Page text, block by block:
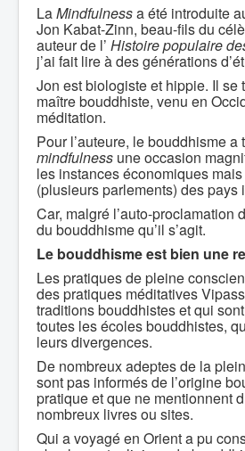
LaMindfulnessa été introduite
Jon Kabat-Zinn, beau-fils du
auteur de l’ Histoire populaire
j’ai fait lire à des générations
Jon est biologiste et hippie. Il se
maître bouddhiste, venu en
méditation.
Pour l’auteure, le bouddhisme a
mindfulness une occasion
les instances économiques
(plusieurs parlements) des pays
Car, malgré l’auto-proclamation
du bouddhisme qu’il s’agit.
Le bouddhisme est bien une
Les pratiques de pleine
des pratiques méditatives
traditions bouddhistes et qui
toutes les écoles bouddhistes,
leurs divergences.
De nombreux adeptes de la
sont pas informés de l’origine
pratique et que ne mentionnent
nombreux livres ou sites.
Qui a voyagé en Orient a pu